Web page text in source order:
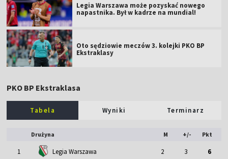
Legia Warszawa może pozyskać nowego
napastnika. Był w kadrze na mundial!
Oto sędziowie meczów 3. kolejki PKO BP
Ekstraklasy
PKO BP Ekstraklasa
Tabela Wyniki Terminarz
Drużyna M +/- Pkt
1 Legia Warszawa 2 3 6